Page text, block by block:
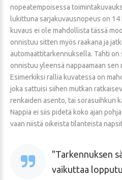
nopeatempoisessa
lukittuna sarjakuvausnopeus on 14
kuvaus ei ole mahdollista tässä
onnistuu sitten myös raakana ja
automaattitarkennuksella. Tahti on
onnistuu yleensä nappaamaan sen
Esimerkiksi rallia kuvatessa on
joka sattuisi siihen mutkan
renkaiden asento, tai sorasuihkun
Nappia ei siis pidetä koko ajan
vaan niistä oikeista tilanteista
Tarkennuksen
vaikuttaa